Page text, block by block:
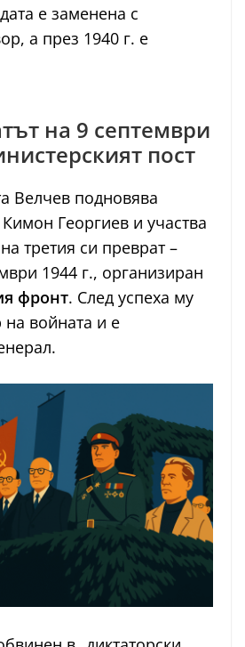
е заменена с
а през 1940 г. е
на 9 септември
пост
Велчев подновява
Кимон Георгиев и участва
третия си преврат –
1944 г., организиран
фронт. След успеха му
на войната и е